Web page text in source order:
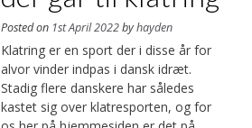
Posted on 1st April 2022byhayden
Klatring er en sport der i disse år for
alvor vinder indpas i dansk idræt.
Stadig flere danskere har således
kastet sig over klatresporten, og for